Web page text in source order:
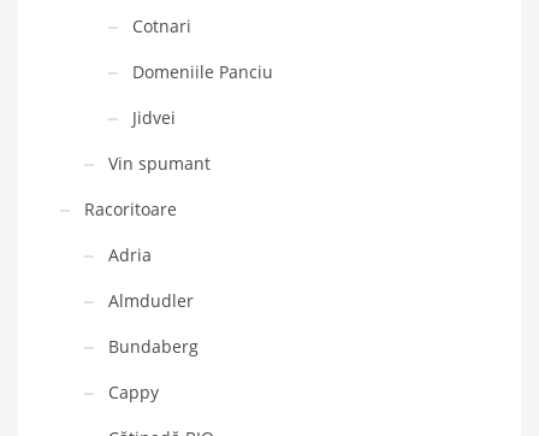
Cotnari
Domeniile Panciu
Jidvei
Vin spumant
Racoritoare
Adria
Almdudler
Bundaberg
Cappy